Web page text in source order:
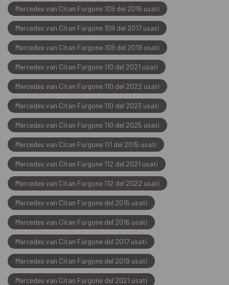
Mercedes van Citan Furgone 109 del 2016 usati
Mercedes van Citan Furgone 109 del 2017 usati
Mercedes van Citan Furgone 109 del 2019 usati
Mercedes van Citan Furgone 110 del 2021 usati
Mercedes van Citan Furgone 110 del 2022 usati
Mercedes van Citan Furgone 110 del 2023 usati
Mercedes van Citan Furgone 110 del 2025 usati
Mercedes van Citan Furgone 111 del 2015 usati
Mercedes van Citan Furgone 112 del 2021 usati
Mercedes van Citan Furgone 112 del 2022 usati
Mercedes van Citan Furgone del 2015 usati
Mercedes van Citan Furgone del 2016 usati
Mercedes van Citan Furgone del 2017 usati
Mercedes van Citan Furgone del 2019 usati
Mercedes van Citan Furgone del 2021 usati